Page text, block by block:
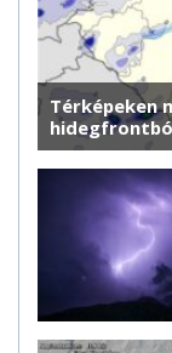
Térképeken